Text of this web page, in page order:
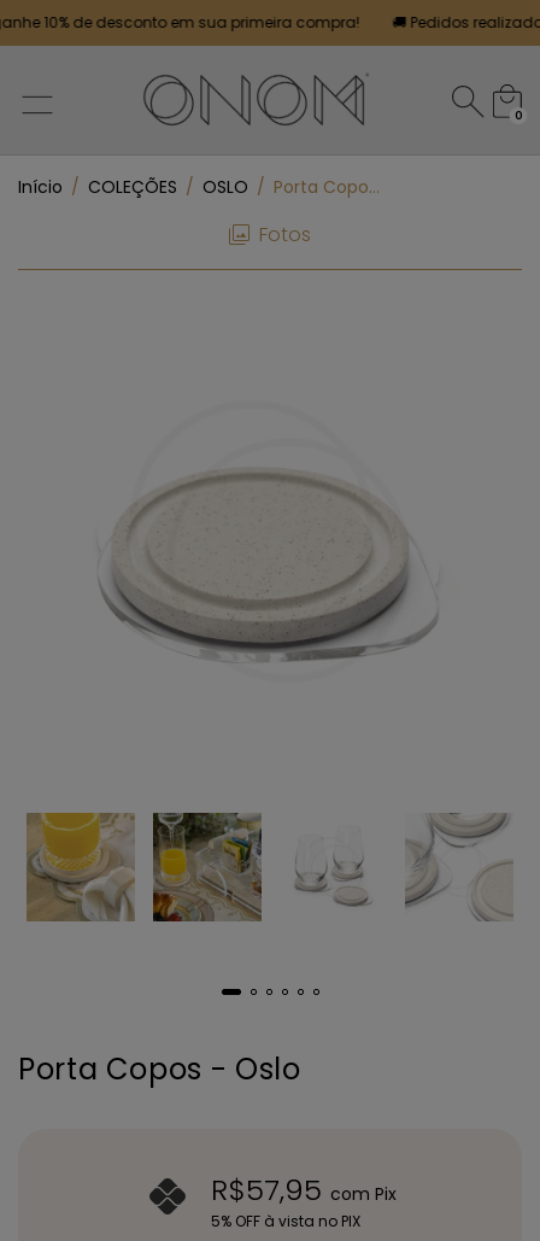
10% de desconto em sua primeira compra! 🚚 Pedidos realizados
0
Início / COLEÇÕES / OSLO / Porta Copos - Oslo
Fotos
Porta Copos - Oslo
R$57,95 com Pix
5% OFF à vista no PIX